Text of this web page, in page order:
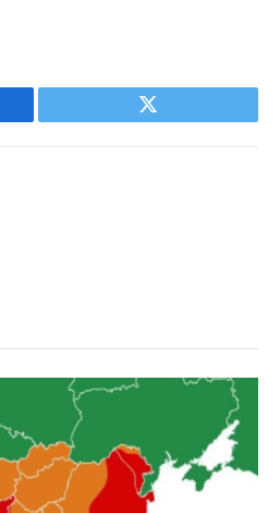
Twitter